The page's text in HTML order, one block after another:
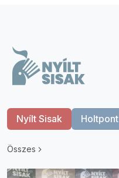
Nyílt Sisak Holtpont
Összes